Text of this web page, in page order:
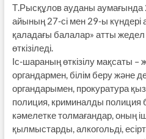
Т.Рысқұлов ауданы
айының 27-сі мен 29-ы күндері
қаладағы балалар» атты
өткізіледі.
Іс-шараның өткізілу мақсаты –
органдармен, білім беру және
органдарымен, прокуратура
полиция, криминалды полиция
кәмелетке толмағандар, оның
қылмыстарды, алкогольді,